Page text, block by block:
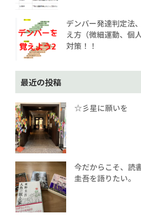
デンバー発達判定法
え方（微細運動、
対策！！
最近の投稿
☆彡星に願いを
今だからこそ、読
圭吾を語りたい。